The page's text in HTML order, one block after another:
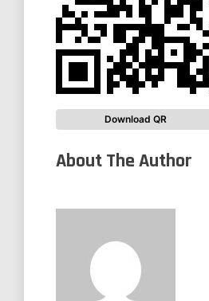
Download QR
About The Author